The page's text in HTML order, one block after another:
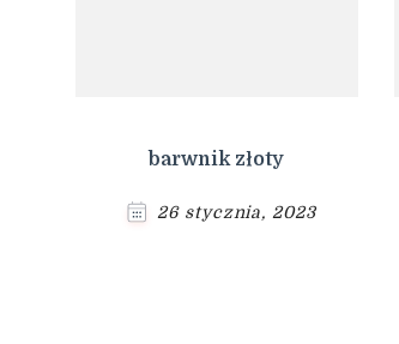
barwnik złoty
26 stycznia, 2023